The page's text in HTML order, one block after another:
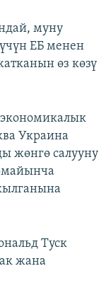
муну
ЕБ менен
өз көзү
Украина
жөнгө салууну
Туск
жана